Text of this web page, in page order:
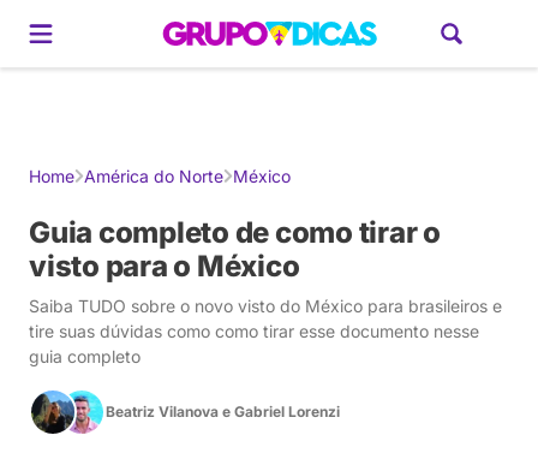
Gerador de RoteirosAmérica do SulBrasilCaribe EuropaEstados
Home América do Norte México
Guia completo de como tirar o
visto para o México
Saiba TUDO sobre o novo visto do México para brasileiros e
tire suas dúvidas como como tirar esse documento nesse
guia completo
Beatriz Vilanova e Gabriel Lorenzi